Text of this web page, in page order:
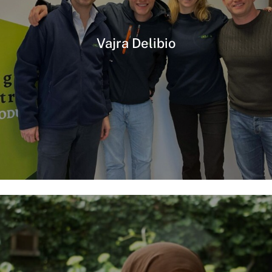
Vajra Delibio